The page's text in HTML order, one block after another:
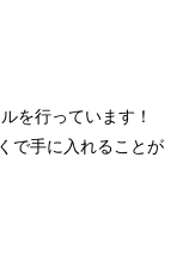
を行っています！
で手に入れることが